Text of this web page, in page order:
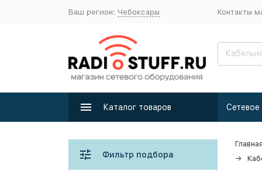
Ваш регион: Чебоксары Контакты
Каталог товаров
Фильтр подбора